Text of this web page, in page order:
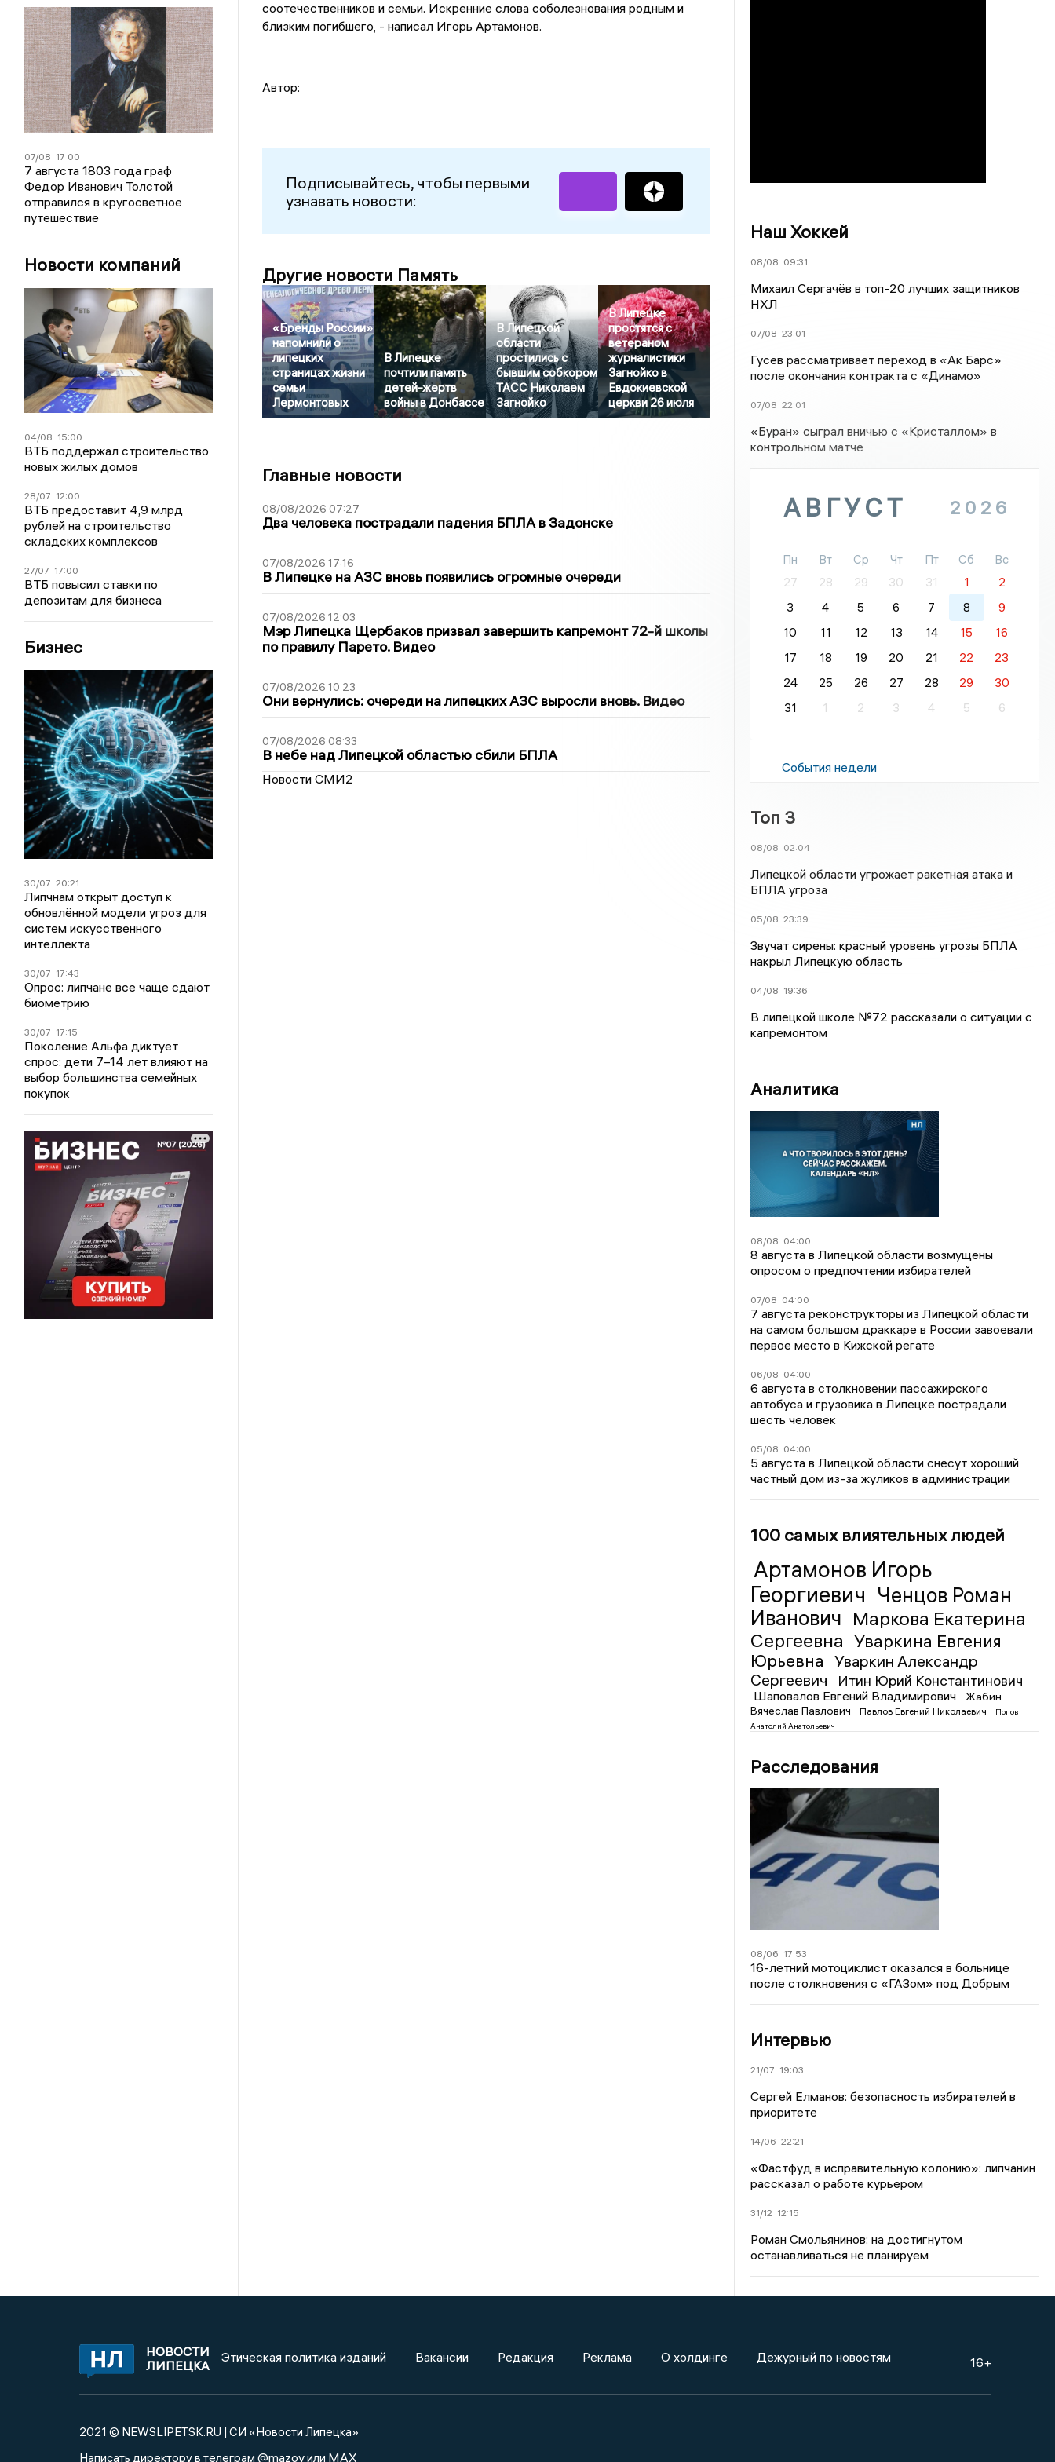
07/08 17:00
7 августа 1803 года граф
Федор Иванович Толстой
отправился в кругосветное
путешествие
Новости компаний
04/08 15:00
ВТБ поддержал строительство
новых жилых домов
28/07 12:00
ВТБ предоставит 4,9 млрд
рублей на строительство
складских комплексов
27/07 17:00
ВТБ повысил ставки по
депозитам для бизнеса
Бизнес
30/07 20:21
Липчнам открыт доступ к
обновлённой модели угроз для
систем искусственного
интеллекта
30/07 17:43
Опрос: липчане все чаще сдают
биометрию
30/07 17:15
Поколение Альфа диктует
спрос: дети 7–14 лет влияют на
выбор большинства семейных
покупок
соотечественников и семьи. Искренние слова соболезнования родным и
близким погибшего, - написал Игорь Артамонов.
Автор:
Подписывайтесь, чтобы первыми
узнавать новости:
Другие новости Память
«Бренды России»
напомнили о
липецких
страницах жизни
семьи
Лермонтовых
В Липецке
почтили память
детей-жертв
войны в Донбассе
В Липецкой
области
простились с
бывшим собкором
ТАСС Николаем
Загнойко
В Липецке
простятся с
ветераном
журналистики
Загнойко в
Евдокиевской
церкви 26 июля
Главные новости
08/08/2026 07:27
Два человека пострадали падения БПЛА в Задонске
07/08/2026 17:16
В Липецке на АЗС вновь появились огромные очереди
07/08/2026 12:03
Мэр Липецка Щербаков призвал завершить капремонт 72-й школы
по правилу Парето. Видео
07/08/2026 10:23
Они вернулись: очереди на липецких АЗС выросли вновь. Видео
07/08/2026 08:33
В небе над Липецкой областью сбили БПЛА
Новости СМИ2
Наш Хоккей
08/08 09:31
Михаил Сергачёв в топ-20 лучших защитников
НХЛ
07/08 23:01
Гусев рассматривает переход в «Ак Барс»
после окончания контракта с «Динамо»
07/08 22:01
«Буран» сыграл вничью с «Кристаллом» в
контрольном матче
АВГУСТ 2026
Пн Вт Ср Чт Пт Сб
Вс
27
28 29 30 31 1
2
3
4 5 6 7 8
9
10
11 12 13 14 15
16
17
18 19 20 21 22
23
24
25 26 27 28 29
30
31
1 2 3 4 5 6
События недели
Топ 3
08/08 02:04
Липецкой области угрожает ракетная атака и
БПЛА угроза
05/08 23:39
Звучат сирены: красный уровень угрозы БПЛА
накрыл Липецкую область
04/08 19:36
В липецкой школе №72 рассказали о ситуации с
капремонтом
Аналитика
08/08 04:00
8 августа в Липецкой области возмущены
опросом о предпочтении избирателей
07/08 04:00
7 августа реконструкторы из Липецкой области
на самом большом драккаре в России завоевали
первое место в Кижской регате
06/08 04:00
6 августа в столкновении пассажирского
автобуса и грузовика в Липецке пострадали
шесть человек
05/08 04:00
5 августа в Липецкой области снесут хороший
частный дом из-за жуликов в администрации
100 самых влиятельных людей
Артамонов Игорь
Георгиевич Ченцов Роман
Иванович Маркова Екатерина
Сергеевна Уваркина Евгения
Юрьевна
Уваркин Александр
Сергеевич
Итин Юрий Константинович
Шаповалов Евгений Владимирович
Жабин
Вячеслав Павлович
Павлов Евгений Николаевич
Попов
Анатолий Анатольевич
Расследования
08/06 17:53
16-летний мотоциклист оказался в больнице
после столкновения с «ГАЗом» под Добрым
Интервью
21/07 19:03
Сергей Елманов: безопасность избирателей в
приоритете
14/06 22:21
«Фастфуд в исправительную колонию»: липчанин
рассказал о работе курьером
31/12 12:15
Роман Смольянинов: на достигнутом
останавливаться не планируем
НОВОСТИ
ЛИПЕЦКА
Этическая политика изданий Вакансии Редакция Реклама О холдинге Дежурный по новостям 16+
2021 © NEWSLIPETSK.RU | СИ «Новости Липецка»
Написать директору в телеграм @mazovили MAX